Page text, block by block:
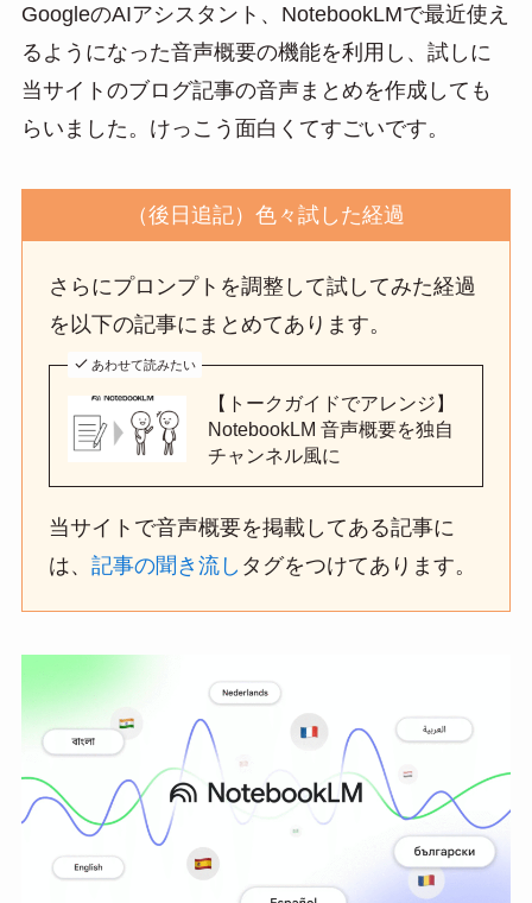
e
n
a
e
ail
GoogleのAIアシスタント、NotebookLMで最近使え
るようになった音声概要の機能を利用し、試しに
当サイトのブログ記事の音声まとめを作成しても
らいました。けっこう面白くてすごいです。
（後日追記）色々試した経過
さらにプロンプトを調整して試してみた経過
を以下の記事にまとめてあります。
あわせて読みたい
【トークガイドでアレンジ】
NotebookLM 音声概要を独自
チャンネル風に
当サイトで音声概要を掲載してある記事に
は、記事の聞き流し タグをつけてあります。